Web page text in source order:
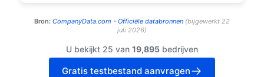
Bron: CompanyData.com - Officiële databronnen (bijgewerkt 22
juli 2026)
U bekijkt 25 van 19,895 bedrijven
Gratis testbestand aanvragen